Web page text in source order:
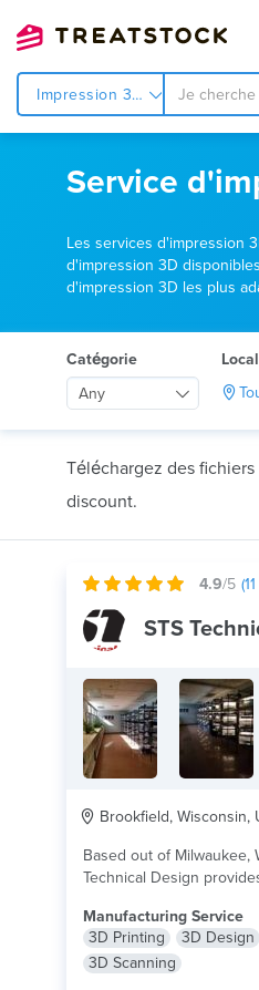
Impression 3d
Service
Les services d'impression
d'impression 3D
d'impression 3D les plus
Catégorie
Any
Téléchargez des
discount.
4.9/5 (11
STS
Brookfield, Wisconsin,
Based out of Milwaukee,
Technical Design
plus
Manufacturing Service
3D Printing
3D Design
3D Scanning